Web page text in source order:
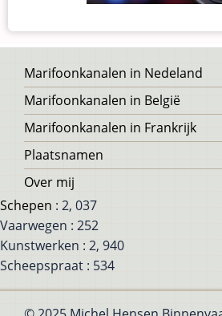
Voet
Marifoonkanalen in Nedeland
Marifoonkanalen in België
Marifoonkanalen in Frankrijk
Plaatsnamen
Over mij
Schepen : 2, 037
Vaarwegen : 252
Kunstwerken : 2, 940
Scheepspraat : 534